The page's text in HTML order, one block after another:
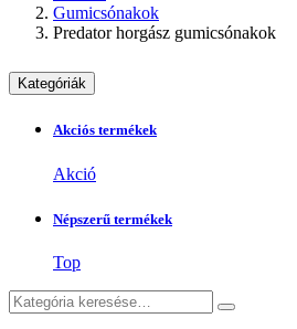
Gumicsónakok
Predator horgász gumicsónakok
Kategóriák
Akciós termékek
Akció
Népszerű termékek
Top